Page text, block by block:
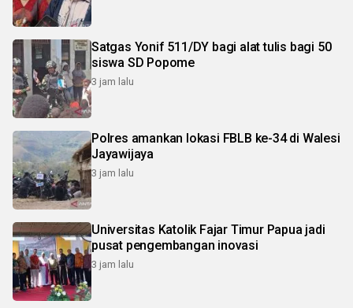
Satgas Yonif 511/DY bagi alat tulis bagi 50
siswa SD Popome
3 jam lalu
Polres amankan lokasi FBLB ke-34 di Walesi
Jayawijaya
3 jam lalu
Universitas Katolik Fajar Timur Papua jadi
pusat pengembangan inovasi
3 jam lalu